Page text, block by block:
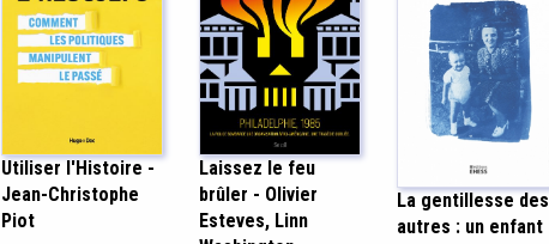
Utiliser l'Histoire -
Jean-Christophe
Piot
Laissez le feu
brûler - Olivier
Esteves, Linn
La gentillesse des
autres : un enfant